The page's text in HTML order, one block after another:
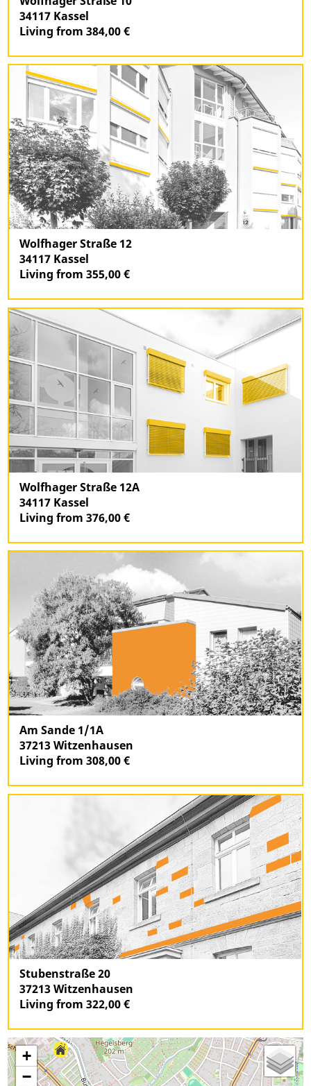
34117 Kassel
Living from 384,00 €
Wolfhager Straße 12
34117 Kassel
Living from 355,00 €
Wolfhager Straße 12A
34117 Kassel
Living from 376,00 €
Am Sande 1/1A
37213 Witzenhausen
Living from 308,00 €
Stubenstraße 20
37213 Witzenhausen
Living from 322,00 €
+
−